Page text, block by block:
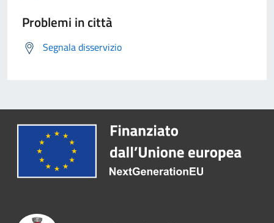
Problemi in città
Segnala disservizio